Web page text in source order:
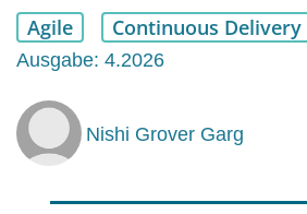
Agile Continuous Delivery
Ausgabe: 4.2026
Nishi Grover Garg